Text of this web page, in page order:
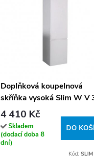
Doplňková koupelnová
skříňka vysoká Slim W V
P/L
4 410 Kč
Skladem
(dodací doba 8
dní)
DO
Kód: